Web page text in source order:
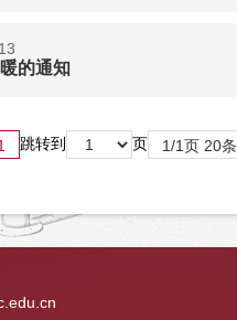
的通知
跳转到 页 1/1页 20条